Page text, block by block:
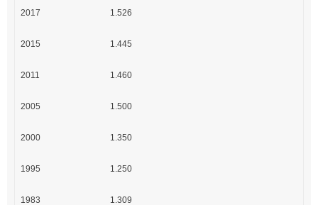
2017 1.526
2015 1.445
2011 1.460
2005 1.500
2000 1.350
1995 1.250
1983 1.309